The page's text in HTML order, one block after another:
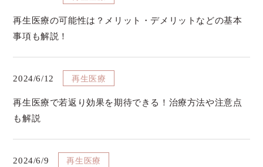
再生医療の可能性は？メリット・デメリットなどの基本
事項も解説！
2024/6/12 再生医療
再生医療で若返り効果を期待できる！治療方法や注意点
も解説
2024/6/9 再生医療